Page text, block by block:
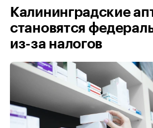
Калининградские
становятся
из-за налогов